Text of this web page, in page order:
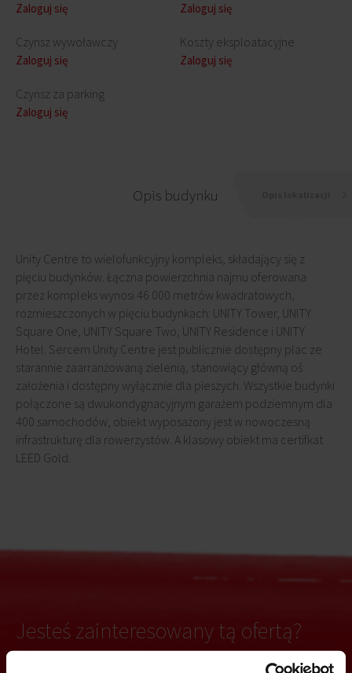
Zaloguj się
Czynsz wywoławczy
Zaloguj się
Czynsz za parking
Zaloguj się
Zaloguj się
Koszty eksploatacyjne
Zaloguj się
Opis budynku
Unity Centre to wielofunkcyjny kompleks, składający się z
pięciu budynków. Łączna powierzchnia najmu oferowana
przez kompleks wynosi 46 000 metrów kwadratowych,
rozmieszczonych w pięciu budynkach: UNITY Tower, UNITY
Square One, UNITY Square Two, UNITY Residence i UNITY
Hotel. Sercem Unity Centre jest publicznie dostępny plac ze
starannie zaarranżowaną zielenią, stanowiący główną oś
założenia i dostępny wyłącznie dla pieszych. Wszystkie budynki
połączone są dwukondygnacyjnym garażem podziemnym dla
400 samochodów, obiekt wyposażony jest w nowoczesną
infrastrukturę dla rowerzystów. A klasowy obiekt ma certifkat
LEED Gold.
Jesteś zainteresowany tą ofertą?